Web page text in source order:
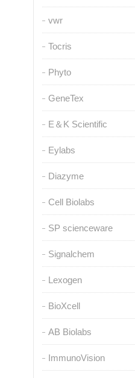
vwr
Tocris
Phyto
GeneTex
E＆K Scientific
Eylabs
Diazyme
Cell Biolabs
SP scienceware
Signalchem
Lexogen
BioXcell
AB Biolabs
ImmunoVision